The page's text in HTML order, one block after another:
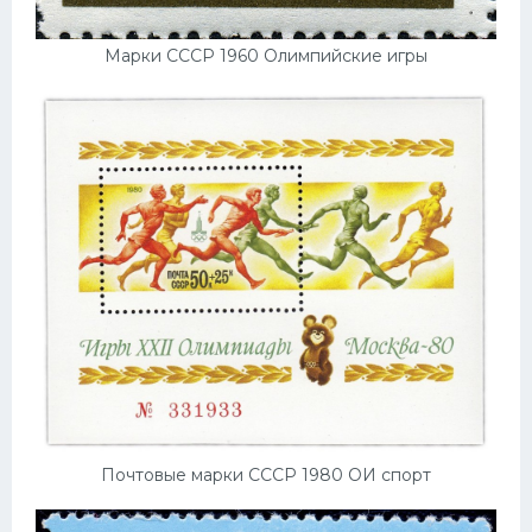
Марки СССР 1960 Олимпийские игры
Почтовые марки СССР 1980 ОИ спорт